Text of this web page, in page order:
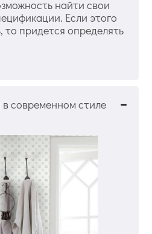
найти свои
Если этого
то придется определять
современном стиле